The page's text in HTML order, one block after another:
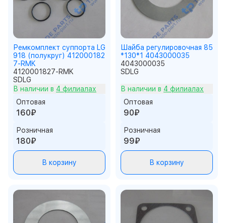
Ремкомплект суппорта LG
918 (полукруг) 412000182
7-RMK
4120001827-RMK
SDLG
В наличии в 4 филиалах
Оптовая
160₽
Розничная
180₽
В корзину
Шайба регулировочная 85
*130*1 4043000035
4043000035
SDLG
В наличии в 4 филиалах
Оптовая
90₽
Розничная
99₽
В корзину